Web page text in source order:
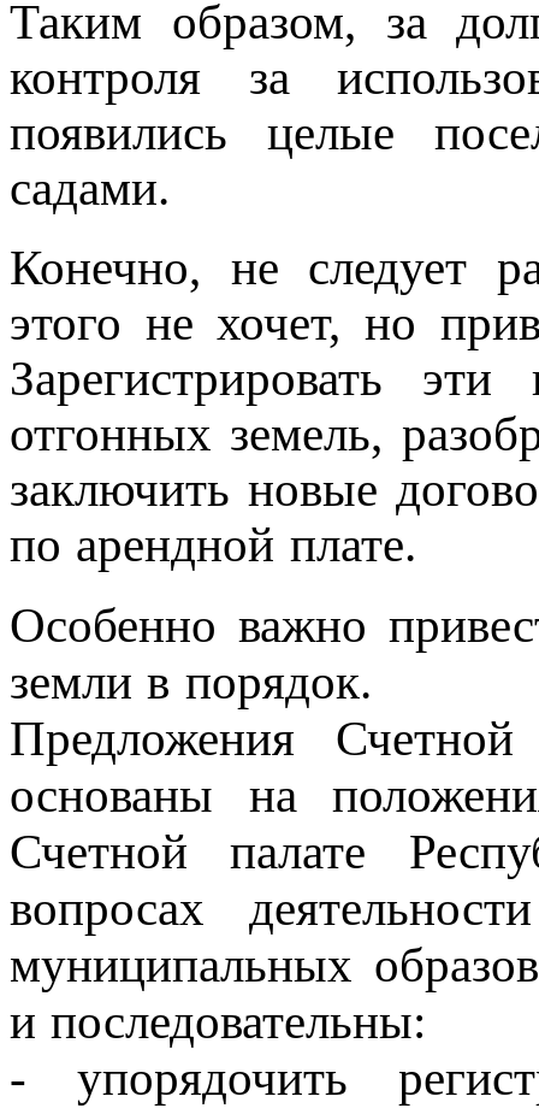
Таким образом, за
контроля за
появились целые
садами.
Конечно, не следует
этого не хочет, но
Зарегистрировать
отгонных земель,
заключить новые
по арендной плате.
Особенно важно
земли в порядок.
Предложения
основаны на
Счетной палате
вопросах
муниципальных
и последовательны:
- упорядочить